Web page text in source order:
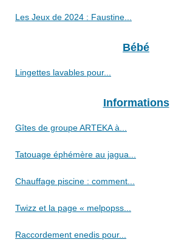
Les Jeux de 2024 : Faustine...
Bébé
Lingettes lavables pour...
Informations
Gîtes de groupe ARTEKA à...
Tatouage éphémère au jagua...
Chauffage piscine : comment...
Twizz et la page « melpopss...
Raccordement enedis pour...